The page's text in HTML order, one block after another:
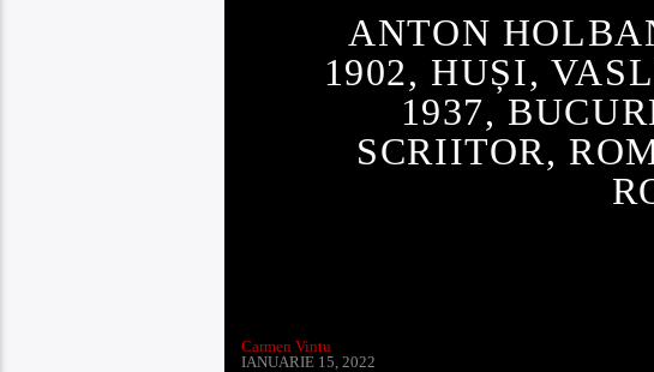
ANTON
1902, HUȘI,
1937,
SCRIITOR,
Carmen Vintu
IANUARIE 15, 2022